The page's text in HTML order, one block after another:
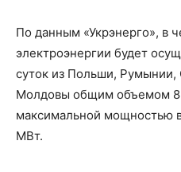
По данным «Укрэнерго», в
электроэнергии будет
суток из Польши, Румынии,
Молдовы общим объемом
максимальной мощностью
МВт.